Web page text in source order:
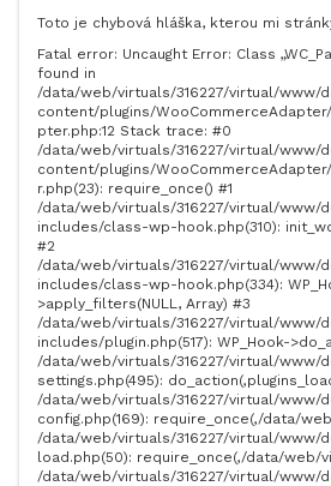
Toto je chybová hláška, kterou mi
Fatal error: Uncaught Error: Class
found in
/data/web/virtuals/316227/virtual/www/
content/plugins/
pter.php:12 Stack trace: #0
/data/web/virtuals/316227/virtual/www/
content/plugins/
r.php(23): require_once() #1
/data/web/virtuals/316227/virtual/www/
includes/class-wp-hook.php(310):
#2
/data/web/virtuals/316227/virtual/www/
includes/class-wp-hook.php(334):
>apply_filters(NULL, Array) #3
/data/web/virtuals/316227/virtual/www/
includes/plugin.php(517): WP_Hook-
/data/web/virtuals/316227/virtual/www/
settings.php(495):
/data/web/virtuals/316227/virtual/www/
config.php(169): require_once(‚/data/
/data/web/virtuals/316227/virtual/www/
load.php(50): require_once(‚/data/web/
/data/web/virtuals/316227/virtual/www/